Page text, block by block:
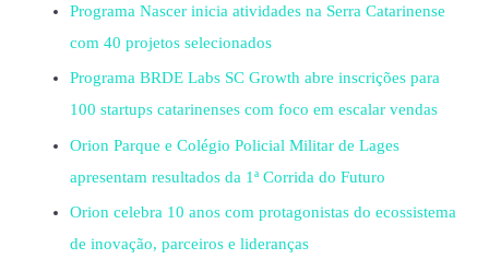
Programa Nascer inicia atividades na Serra Catarinense
com 40 projetos selecionados
Programa BRDE Labs SC Growth abre inscrições para
100 startups catarinenses com foco em escalar vendas
Orion Parque e Colégio Policial Militar de Lages
apresentam resultados da 1ª Corrida do Futuro
Orion celebra 10 anos com protagonistas do ecossistema
de inovação, parceiros e lideranças